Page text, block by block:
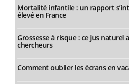
Mortalité infantile : un rapport
élevé en France
Grossesse à risque : ce jus
chercheurs
Comment oublier les écrans en